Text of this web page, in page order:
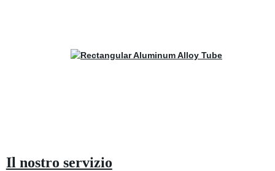
Il nostro servizio